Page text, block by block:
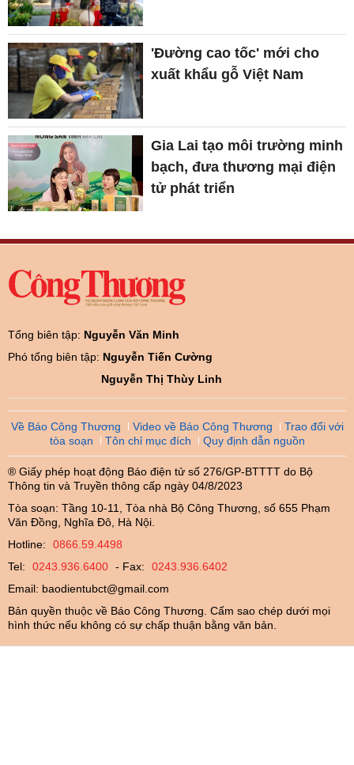
'Đường cao tốc' mới cho
xuất khẩu gỗ Việt Nam
Gia Lai tạo môi trường minh
bạch, đưa thương mại điện
tử phát triển
Tổng biên tập: Nguyễn Văn Minh
Phó tổng biên tập: Nguyễn Tiến Cường
Nguyễn Thị Thùy Linh
Về Báo Công Thương Video về Báo Công Thương
Trao đổi với
tòa soạn
Tôn chỉ mục đích Quy định dẫn nguồn
® Giấy phép hoạt động Báo điện tử số 276/GP-BTTTT do Bộ
Thông tin và Truyền thông cấp ngày 04/8/2023
Tòa soạn: Tầng 10-11, Tòa nhà Bộ Công Thương, số 655 Phạm
Văn Đồng, Nghĩa Đô, Hà Nội.
Hotline:
0866.59.4498
Tel:
0243.936.6400 - Fax:
0243.936.6402
Email: baodientubct@gmail.com
Bản quyền thuộc về Báo Công Thương. Cấm sao chép dưới mọi
hình thức nếu không có sự chấp thuận bằng văn bản.